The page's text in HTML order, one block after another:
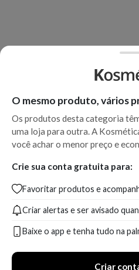
O mesmo produto, vários
Os produtos desta categoria
uma loja para outra. A
você achar o menor preço e
Crie sua conta gratuita para:
Favoritar produtos e
Criar alertas e ser avisado
Baixe o app e tenha tudo na
Criar